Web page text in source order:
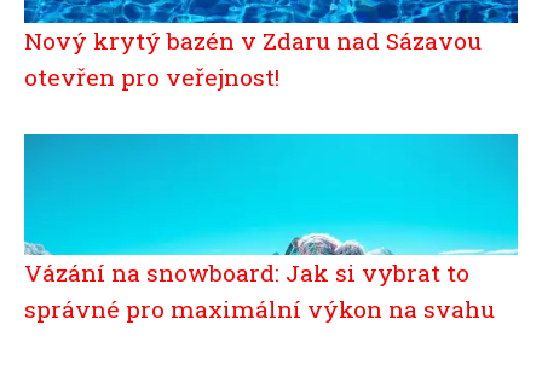
Nový krytý bazén v Zdaru nad Sázavou
otevřen pro veřejnost!
Vázání na snowboard: Jak si vybrat to
správné pro maximální výkon na svahu